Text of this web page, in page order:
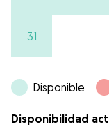
31
Disponible
Disponibilidad